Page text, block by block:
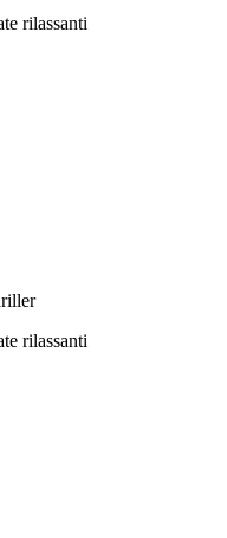
rilassanti
rilassanti